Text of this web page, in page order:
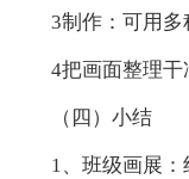
3制作：可用多
4把画面整理干
（四）小结
1、班级画展